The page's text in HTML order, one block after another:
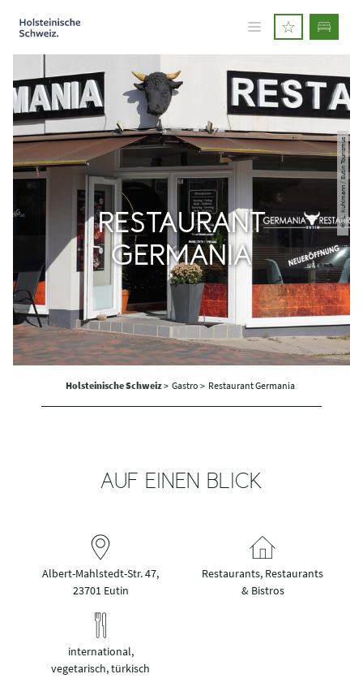
© L. Kuhlmann / Eutin Tourismus
RESTAURANT
GERMANIA
Holsteinische Schweiz> Gastro > Restaurant Germania
AUF EINEN BLICK
Albert-Mahlstedt-Str. 47,
23701 Eutin
Restaurants, Restaurants
& Bistros
international,
vegetarisch, türkisch